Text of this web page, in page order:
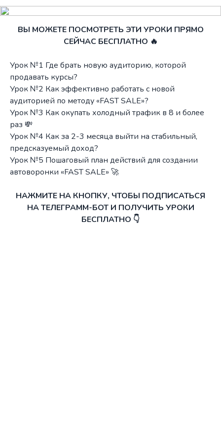
ВЫ МОЖЕТЕ ПОСМОТРЕТЬ ЭТИ УРОКИ ПРЯМО
СЕЙЧАС БЕСПЛАТНО 🔥
Урок №1 Где брать новую аудиторию, которой
продавать курсы?
Урок №2 Как эффективно работать с новой
аудиторией по методу «FAST SALE»?
Урок №3 Как окупать холодный трафик в 8 и более
раз 💸
Урок №4 Как за 2-3 месяца выйти на стабильный,
предсказуемый доход?
Урок №5 Пошаговый план действий для создании
автоворонки «FAST SALE» 🚀
НАЖМИТЕ НА КНОПКУ, ЧТОБЫ ПОДПИСАТЬСЯ
НА ТЕЛЕГРАММ-БОТ И ПОЛУЧИТЬ УРОКИ
БЕСПЛАТНО 👇